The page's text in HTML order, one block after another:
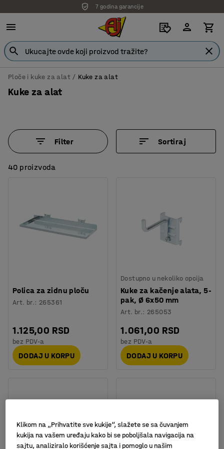
7 godina garancije
Ploče i kuke za alat Kuke za alat
Kuke za alat
Filter Sortiraj
40 proizvoda
Polica za zidnu ploču
Art. br.: 265361
1.125,00 RSD
bez PDV-a
DODAJ U KORPU
Dostupno u nekoliko opcija
Kuke za kačenje alata, 5-
pak, Ø 6x50 mm
Art. br.: 265053
1.061,00 RSD
bez PDV-a
DODAJ U KORPU
Klikom na „Prihvatite sve kukije“, slažete se sa čuvanjem
kukija na vašem uređaju kako bi se poboljšala navigacija na
sajtu, analiziralo korišćenje sajta i pomoglo u našim